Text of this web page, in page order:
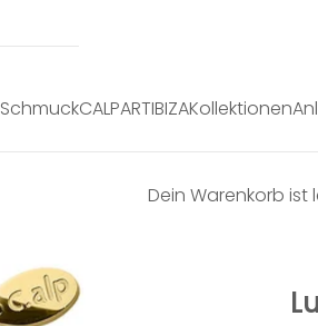
SchmuckCALPARTIBIZAKollektionen
Dein Warenkorb ist